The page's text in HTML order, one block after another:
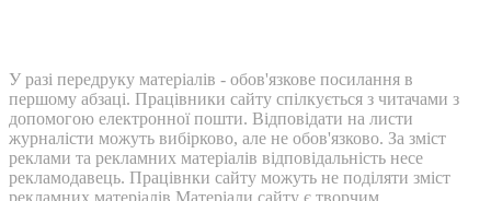
У разі передруку матеріалів - обов'язкове посилання в
першому абзаці. Працівники сайту спілкується з читачами з
допомогою електронної пошти. Відповідати на листи
журналісти можуть вибірково, але не обов'язково. За зміст
реклами та рекламних матеріалів відповідальність несе
рекламодавець. Працівнки сайту можуть не поділяти зміст
рекламних матеріалів Матеріали сайту є творчим